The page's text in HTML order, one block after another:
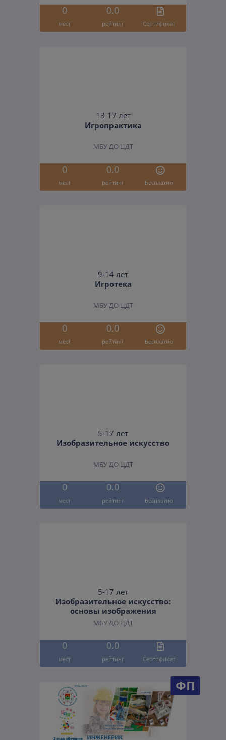
0 0.0
мест рейтинг Cертификат
13-17 лет
Игропрактика
МБУ ДО ЦДТ
0 0.0
мест рейтинг Бесплатно
9-14 лет
Игротека
МБУ ДО ЦДТ
0 0.0
мест рейтинг Бесплатно
5-17 лет
Изобразительное искусство
МБУ ДО ЦДТ
0 0.0
мест рейтинг Бесплатно
5-17 лет
Изобразительное искусство:
основы изображения
МБУ ДО ЦДТ
0 0.0
мест рейтинг Cертификат
ФП